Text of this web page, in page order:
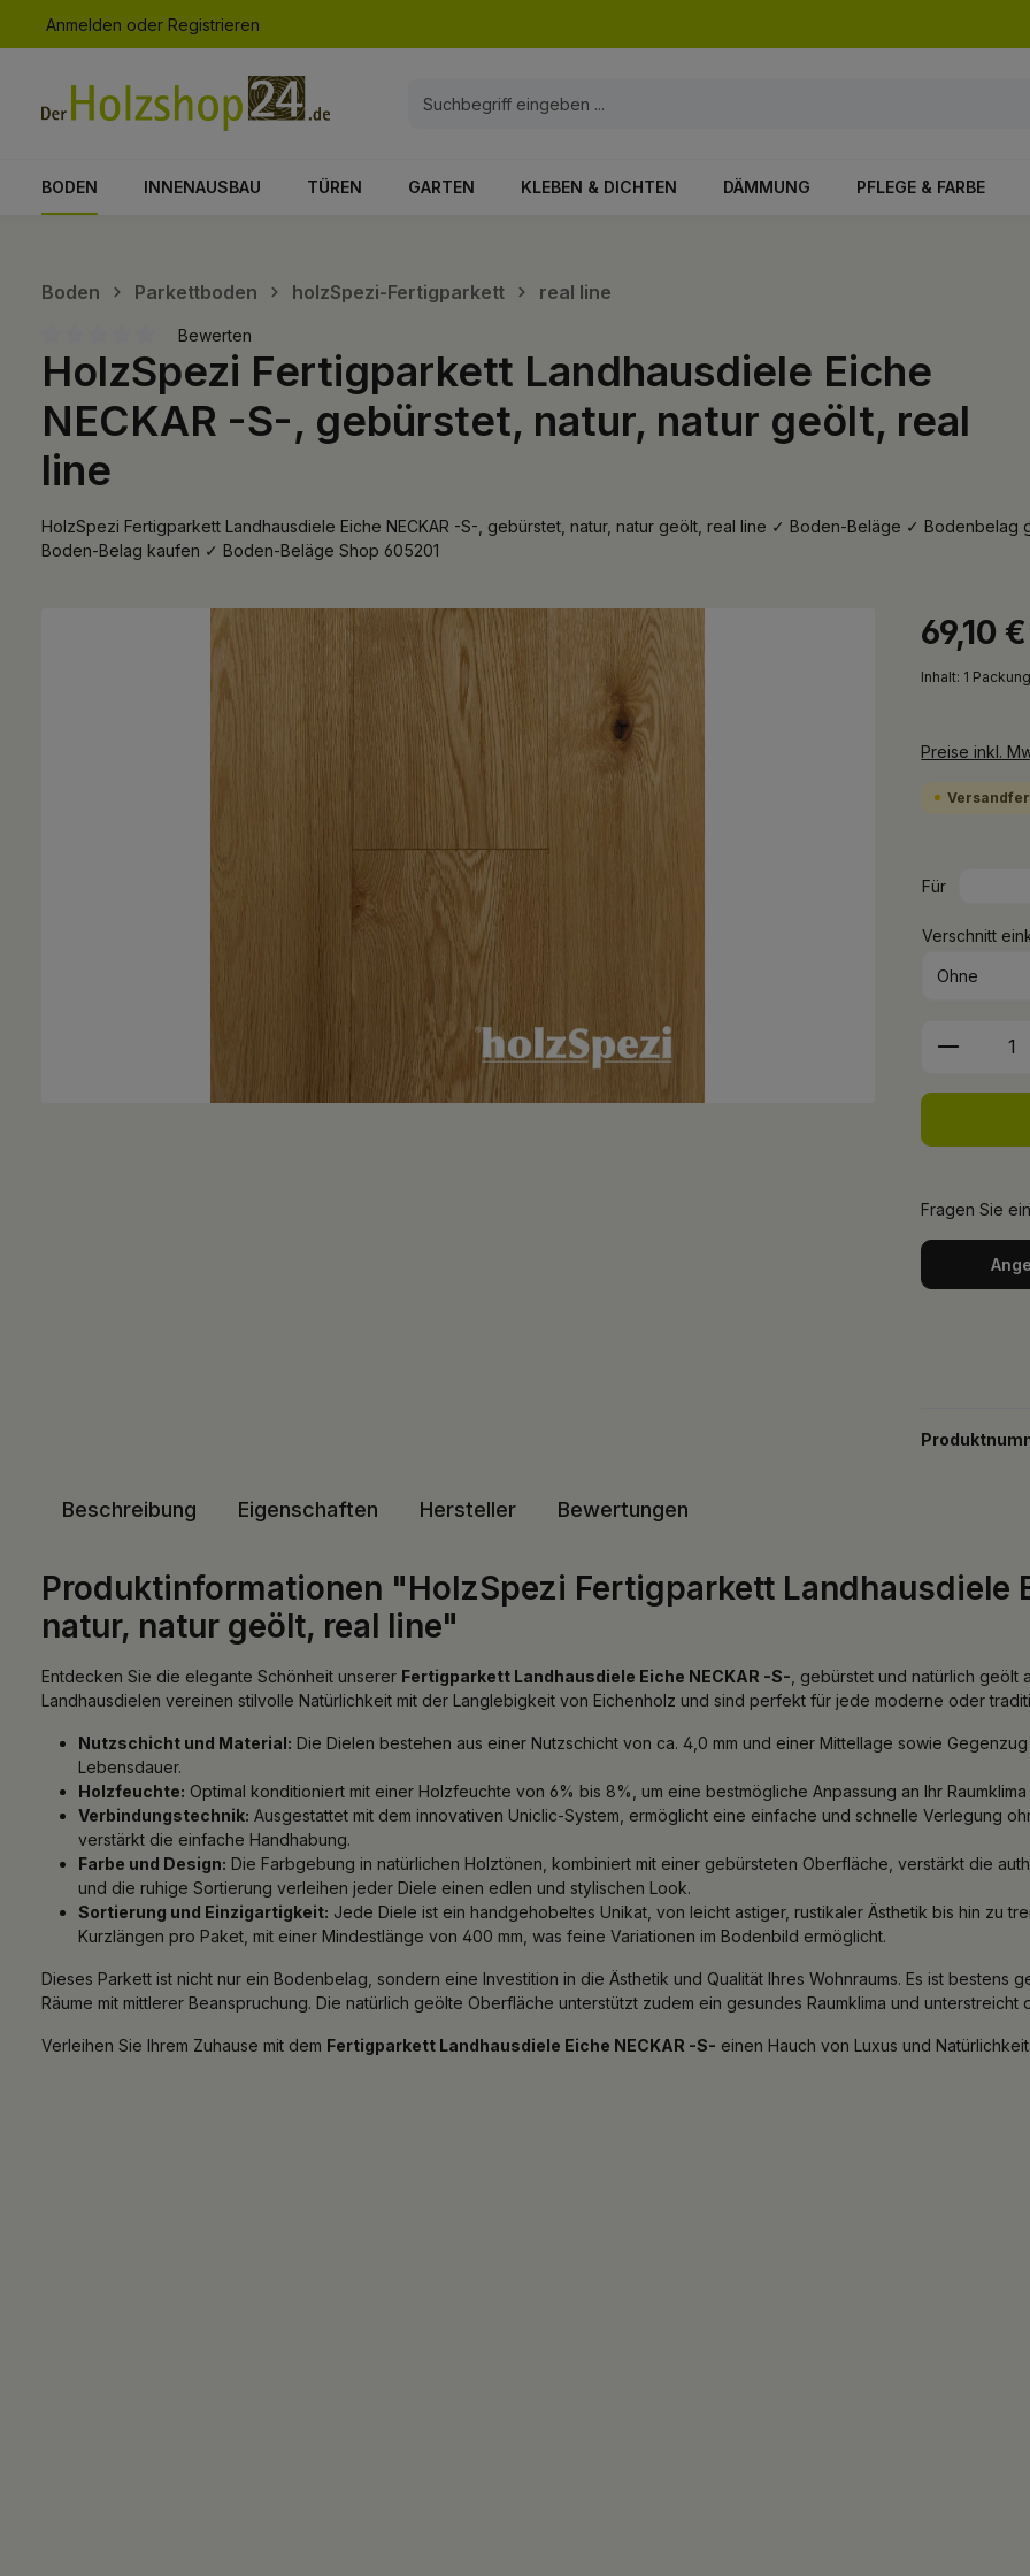
Zur Hauptnavigation springen
Anmelden oder Registrieren
BODEN INNENAUSBAU TÜREN GARTEN KLEBEN & DICHTEN DÄMMUNG PFLEGE & FARBE
Boden Parkettboden holzSpezi-Fertigparkett real line
Durchschnittliche Bewertung von 0 von 5 Sternen
Bewerten
HolzSpezi Fertigparkett Landhausdiele Eiche
NECKAR -S-, gebürstet, natur, natur geölt, real
line
HolzSpezi Fertigparkett Landhausdiele Eiche NECKAR -S-, gebürstet, natur, natur geölt, real line ✓ Boden-Beläge ✓
Boden-Belag kaufen ✓ Boden-Beläge Shop 605201
69,10
Inhalt: 1
Preise inkl.
Für
Verschnitt
Fragen Sie
Beschreibung Eigenschaften Hersteller Bewertungen
Produktinformationen "HolzSpezi Fertigparkett Landhausdiele
natur, natur geölt, real line"
Entdecken Sie die elegante Schönheit unserer Fertigparkett Landhausdiele Eiche NECKAR -S- , gebürstet und natürlich geölt
Landhausdielen vereinen stilvolle Natürlichkeit mit der Langlebigkeit von Eichenholz und sind perfekt für jede moderne oder
Nutzschicht und Material: Die Dielen bestehen aus einer Nutzschicht von ca. 4,0 mm und einer Mittellage sowie
Lebensdauer.
Holzfeuchte: Optimal konditioniert mit einer Holzfeuchte von 6% bis 8%, um eine bestmögliche Anpassung an Ihr
Verbindungstechnik: Ausgestattet mit dem innovativen Uniclic-System, ermöglicht eine einfache und schnelle Verlegung
verstärkt die einfache Handhabung.
Farbe und Design: Die Farbgebung in natürlichen Holztönen, kombiniert mit einer gebürsteten Oberfläche, verstärkt die
und die ruhige Sortierung verleihen jeder Diele einen edlen und stylischen Look.
Sortierung und Einzigartigkeit: Jede Diele ist ein handgehobeltes Unikat, von leicht astiger, rustikaler Ästhetik bis hin zu
Kurzlängen pro Paket, mit einer Mindestlänge von 400 mm, was feine Variationen im Bodenbild ermöglicht.
Dieses Parkett ist nicht nur ein Bodenbelag, sondern eine Investition in die Ästhetik und Qualität Ihres Wohnraums. Es ist
Räume mit mittlerer Beanspruchung. Die natürlich geölte Oberfläche unterstützt zudem ein gesundes Raumklima und
Verleihen Sie Ihrem Zuhause mit dem Fertigparkett Landhausdiele Eiche NECKAR -S- einen Hauch von Luxus und Natürlichkeit.